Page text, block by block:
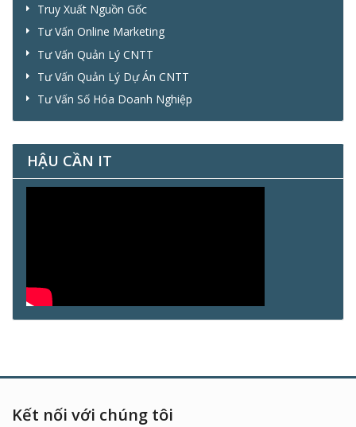
Truy Xuất Nguồn Gốc
Tư Vấn Online Marketing
Tư Vấn Quản Lý CNTT
Tư Vấn Quản Lý Dự Án CNTT
Tư Vấn Số Hóa Doanh Nghiệp
HẬU CẦN IT
Kết nối với chúng tôi